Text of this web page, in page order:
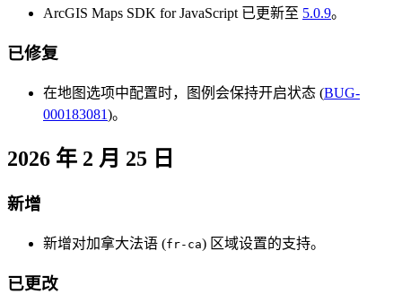
ArcGIS Maps SDK for JavaScript 已更新至 5.0.9。
已修复
在地图选项中配置时，图例会保持开启状态 (BUG-
000183081)。
2026 年 2 月 25 日
新增
新增对加拿大法语 (fr-ca) 区域设置的支持。
已更改